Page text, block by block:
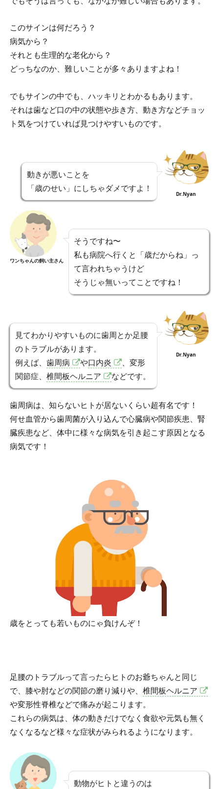
このサインは何だろう？
病気から？
それとも生理的な老化から？
どっちなのか、難しいことが多々ありますよね！
でもサインの中でも、ハッキリとわかるもあります。
それは歯など口の中の状態や歩き方、動き方などチョッ
ト気をつけていれば見つけやすいものです。
動きが悪いことを
「歳のせい」にしちゃダメですよ！
Dr.Nyan
ワンちゃんの飼い主さん
そうですね〜
私も病院へ行くと「歳だからね」っ
て言われちゃうけど
そうじゃ無いってことですね！
見てわかりやすいものに歯周とか足腰
のトラブルがあります。
例えば、 歯周病 や口内炎
、変形
関節症、 椎間板ヘルニア などです。
Dr.Nyan
歯周病は、知らないヒトが居ないくらい超有名です！
何せ血管から歯周菌が入り込んで心臓病や関節疾患、腎
臓疾患など、体中に様々な病気を引き起こす原因となる
病気です！
歳をとっても若いものにゃ負けんぞ！
足腰のトラブルって言ったらヒトのお爺ちゃんと同じ
で、膝や肘などの関節の磨り減りや、 椎間板ヘルニア
や変形性脊椎などで痛みが起こります。
これらの病気は、体の動きだけでなく食欲や元気も無く
なくなるなど様々な症状がみられるようになります。
動物がヒトと違うのは